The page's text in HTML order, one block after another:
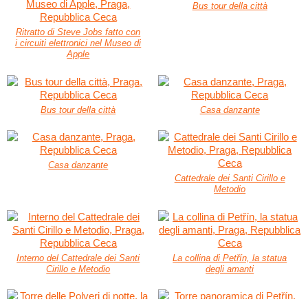
Ritratto di Steve Jobs fatto con
i circuiti elettronici nel Museo di
Apple
Bus tour della città
Bus tour della città Casa danzante
Casa danzante
Cattedrale dei Santi Cirillo e
Metodio
Interno del Cattedrale dei Santi
Cirillo e Metodio
La collina di Petřín, la statua
degli amanti